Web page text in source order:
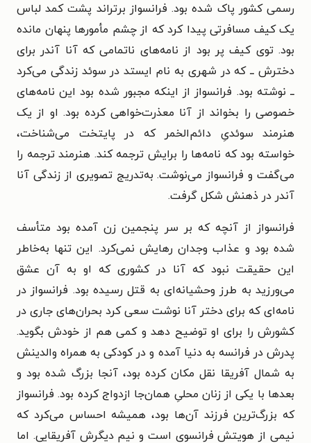
رسمی کشور پاک شده بود. فرانسواز برتراند پشت کمد لباس
یک کیف مسافرتی پیدا کرد که از چشم مأمورها پنهان مانده
بود. توی کیف پر بود از نامه‌های ناتمامی که آنا آندر برای
دخترش ــ که در شهری به نام ایستد در سوئد زندگی می‌کرد
ــ نوشته بود. فرانسواز از اینکه مجبور شده بود این نامه‌های
خصوصی را بخواند از آنا معذرت‌خواهی کرده بود. او از یک
هنرمند سوئدیِ دائم‌الخمر که در پایتخت می‌شناخت،
خواسته بود که نامه‌ها را برایش ترجمه کند. هنرمند ترجمه را
می‌گفت و فرانسواز می‌نوشت. به‌تدریج تصویری از زندگی آنا
آندر در ذهنش شکل گرفت.
فرانسواز از آنچه که بر سر پنجمین زن آمده بود متأسف
شده بود و عذاب وجدان رهایش نمی‌کرد. این تنها به‌خاطر
این حقیقت نبود که آنا در کشوری که او به آن عشق
می‌ورزید به طرز وحشیانه‌ای به قتل رسیده بود. فرانسواز در
نامه‌ای که برای دختر آنا نوشت سعی کرد بحران‌های جاری در
کشورش را برای او توضیح دهد و کمی هم از خودش بگوید.
پدرش در فرانسه به دنیا آمده و در کودکی به همراه والدینش
به شمال آفریقا نقل مکان کرده بود، آنجا بزرگ شده بود و
بعدها با یکی از زنان محلیِ همان‌جا ازدواج کرده بود. فرانسواز
که بزرگ‌ترین فرزند آن‌ها بود، همیشه احساس می‌کرد که
نیمی از هویتش فرانسوی است و نیم دیگرش آفریقایی. اما